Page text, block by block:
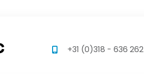
MODELEC MODELEC
+31 (0)318 - 636 262